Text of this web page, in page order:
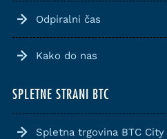
Odpiralni čas
Kako do nas
SPLETNE STRANI BTC
Spletna trgovina BTC City